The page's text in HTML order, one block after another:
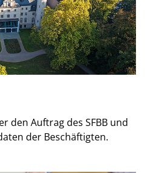
den Auftrag des SFBB und
der Beschäftigten.